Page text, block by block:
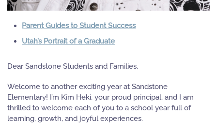
Parent Guides to Student Success
Utah’s Portrait of a Graduate
Dear Sandstone Students and Families,
Welcome to another exciting year at Sandstone
Elementary! I’m Kim Heki, your proud principal, and I am
thrilled to welcome each of you to a school year full of
learning, growth, and joyful experiences.